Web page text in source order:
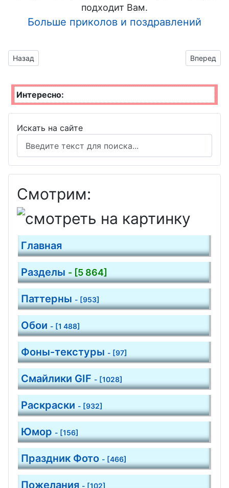
День
пехоты
Матери
День
День РВСН
подходит Вам.
Больше приколов и поздравлений
Предыдущий материал: Арбузик дарит сердечко
Назад Вперед
Интересно:
Искать на сайте
Смотрим:
Главная
Разделы - [5 864]
Паттерны - [953]
Обои - [1 488]
Фоны-текстуры - [97]
Смайлики GIF - [1028]
Раскраски - [932]
Юмор - [156]
Праздник Фото - [466]
Пожелания - [102]